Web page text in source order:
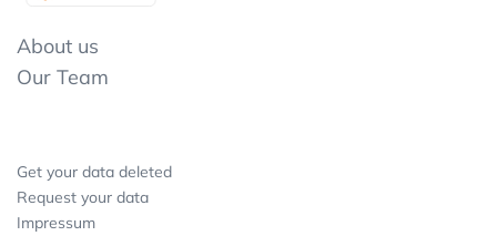
About us
Our Team
Get your data deleted
Request your data
Impressum